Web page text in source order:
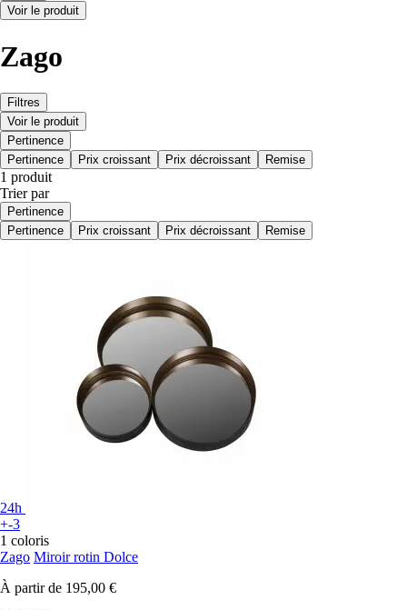
Voir le produit
Zago
Filtres
Voir le produit
Pertinence
Pertinence
Prix croissant Prix décroissant Remise
1 produit
Trier par
Pertinence
Pertinence
Prix croissant Prix décroissant Remise
24h
+-3
1 coloris
Zago Miroir rotin Dolce
À partir de 195,00 €